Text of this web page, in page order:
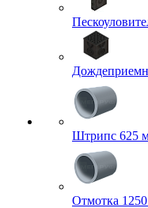
Штрипс 625
Отмотка